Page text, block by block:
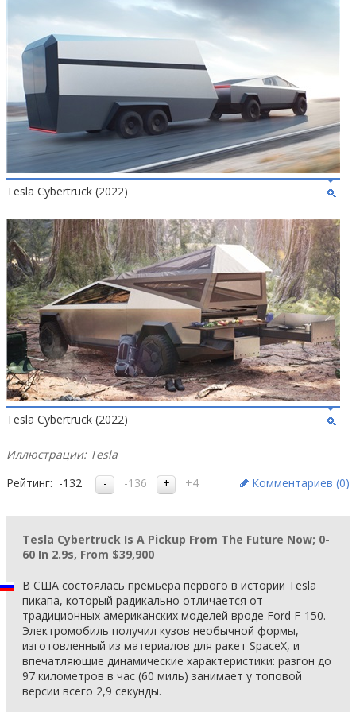
Tesla Cybertruck (2022)
Tesla Cybertruck (2022)
Иллюстрации: Tesla
Рейтинг: -132 -136 +4 Комментариев (0)
Tesla Cybertruck Is A Pickup From The Future Now; 0-
60 In 2.9s, From $39,900
В США состоялась премьера первого в истории Tesla
пикапа, который радикально отличается от
традиционных американских моделей вроде Ford F-150.
Электромобиль получил кузов необычной формы,
изготовленный из материалов для ракет SpaceX, и
впечатляющие динамические характеристики: разгон до
97 километров в час (60 миль) занимает у топовой
версии всего 2,9 секунды.